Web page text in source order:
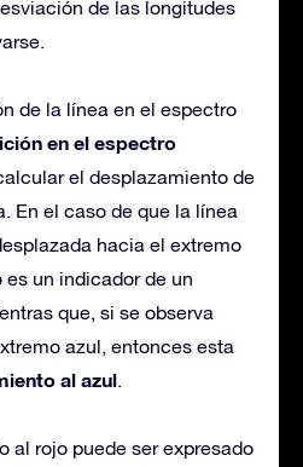
de las longitudes
de la línea en el espectro
en el espectro
el desplazamiento de
En el caso de que la línea
hacia el extremo
un indicador de un
que, si se observa
azul, entonces esta
al azul.
al rojo puede ser expresado